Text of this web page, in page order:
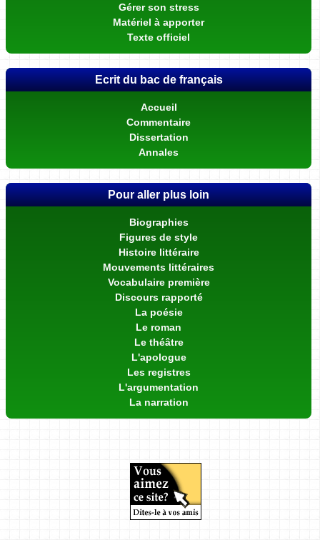
Gérer son stress
Matériel à apporter
Texte officiel
Ecrit du bac de français
Accueil
Commentaire
Dissertation
Annales
Pour aller plus loin
Biographies
Figures de style
Histoire littéraire
Mouvements littéraires
Vocabulaire première
Discours rapporté
La poésie
Le roman
Le théâtre
L'apologue
Les registres
L'argumentation
La narration